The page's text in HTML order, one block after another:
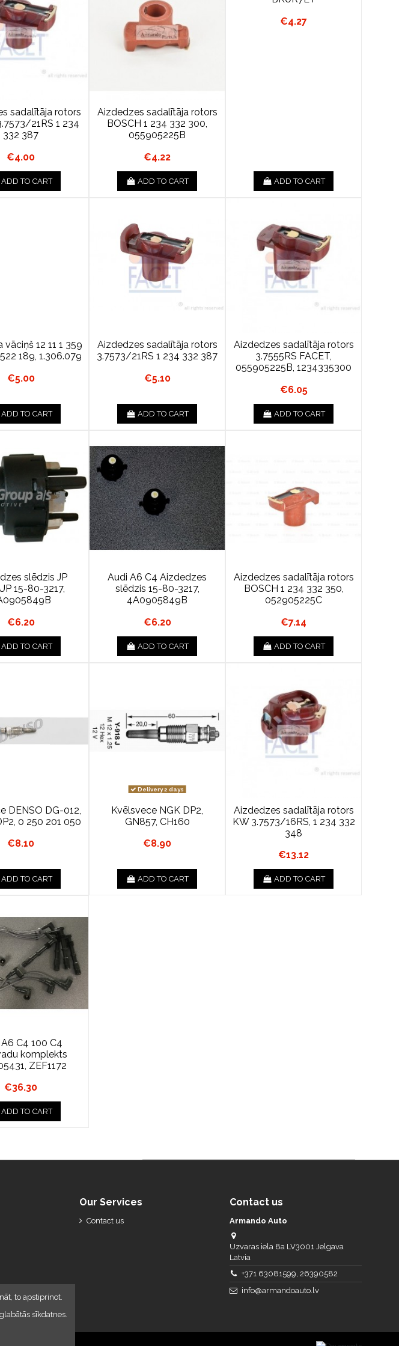
sadalītāja rotors
21RS 1 234
332 387
€4.00
ADD TO CART
Aizdedzes sadalītāja rotors
BOSCH 1 234 332 300,
055905225B
€4.22
ADD TO CART
€4.27
ADD TO CART
vāciņš 12 11 1 359
189, 1.306.079
€5.00
ADD TO CART
Aizdedzes sadalītāja rotors
3.7573/21RS 1 234 332 387
€5.10
ADD TO CART
Aizdedzes sadalītāja rotors
3.7555RS FACET,
055905225B, 1234335300
€6.05
ADD TO CART
slēdzis JP
15-80-3217,
€6.20
ADD TO CART
Audi A6 C4 Aizdedzes
slēdzis 15-80-3217,
4A0905849B
€6.20
ADD TO CART
Aizdedzes sadalītāja rotors
BOSCH 1 234 332 350,
052905225C
€7.14
ADD TO CART
DENSO DG-012,
0 250 201 050
€8.10
ADD TO CART
Delivery 2 days
Kvēlsvece NGK DP2,
GN857, CH160
€8.90
ADD TO CART
Aizdedzes sadalītāja rotors
KW 3.7573/16RS, 1 234 332
348
€13.12
ADD TO CART
C4 100 C4
komplekts
ZEF1172
€36.30
ADD TO CART
Our Services
Contact us
Contact us
Armando Auto
Uzvaras iela 8a LV3001 Jelgava
Latvia
+371 63081599, 26390582
info@armandoauto.lv
to apstiprinot.
sīkdatnes.